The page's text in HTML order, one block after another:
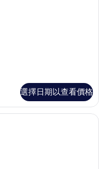
選擇日期以查看價格
敏寢具、舒適加層、客房內保險